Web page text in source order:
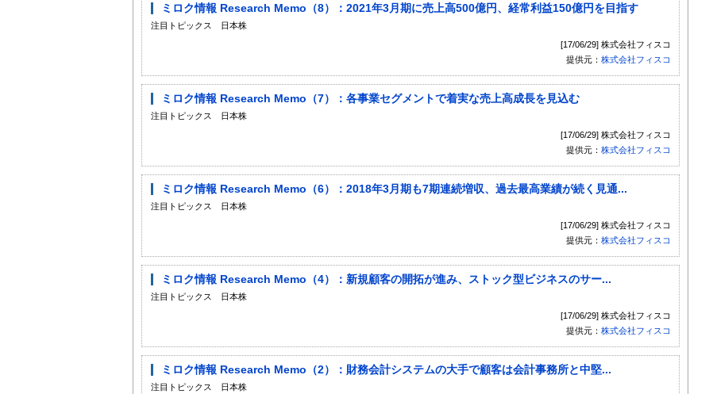
ミロク情報 Research Memo（8）：2021年3月期に売上高500億円、経常利益150億円を目指す
注目トピックス 日本株
[17/06/29] 株式会社フィスコ
提供元： 株式会社フィスコ
ミロク情報 Research Memo（7）：各事業セグメントで着実な売上高成長を見込む
注目トピックス 日本株
[17/06/29] 株式会社フィスコ
提供元： 株式会社フィスコ
ミロク情報 Research Memo（6）：2018年3月期も7期連続増収、過去最高業績が続く見通...
注目トピックス 日本株
[17/06/29] 株式会社フィスコ
提供元： 株式会社フィスコ
ミロク情報 Research Memo（4）：新規顧客の開拓が進み、ストック型ビジネスのサー...
注目トピックス 日本株
[17/06/29] 株式会社フィスコ
提供元： 株式会社フィスコ
ミロク情報 Research Memo（2）：財務会計システムの大手で顧客は会計事務所と中堅...
注目トピックス 日本株